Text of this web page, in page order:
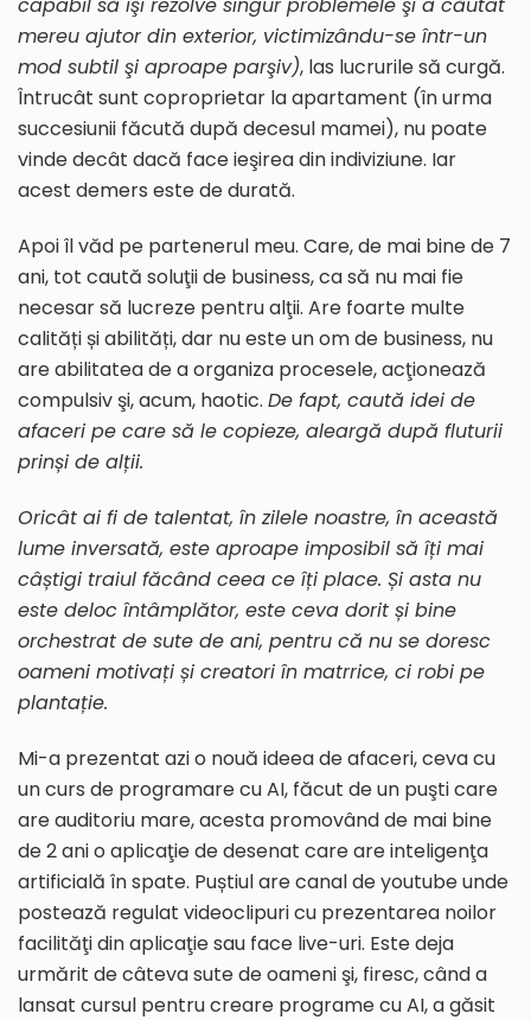
mereu ajutor din exterior, victimizându-se într-un
mod subtil şi aproape parşiv), las lucrurile să curgă.
Întrucât sunt coproprietar la apartament (în urma
succesiunii făcută după decesul mamei), nu poate
vinde decât dacă face ieşirea din indiviziune. Iar
acest demers este de durată.
Apoi îl văd pe partenerul meu. Care, de mai bine de 7
ani, tot caută soluţii de business, ca să nu mai fie
necesar să lucreze pentru alţii. Are foarte multe
calități și abilități, dar nu este un om de business, nu
are abilitatea de a organiza procesele, acţionează
compulsiv şi, acum, haotic. De fapt, caută idei de
afaceri pe care să le copieze, aleargă după fluturii
prinși de alții.
Oricât ai fi de talentat, în zilele noastre, în această
lume inversată, este aproape imposibil să îți mai
câștigi traiul făcând ceea ce îți place. Și asta nu
este deloc întâmplător, este ceva dorit și bine
orchestrat de sute de ani, pentru că nu se doresc
oameni motivați și creatori în matrrice, ci robi pe
plantație.
Mi-a prezentat azi o nouă ideea de afaceri, ceva cu
un curs de programare cu AI, făcut de un puşti care
are auditoriu mare, acesta promovând de mai bine
de 2 ani o aplicaţie de desenat care are inteligenţa
artificială în spate. Puștiul are canal de youtube unde
postează regulat videoclipuri cu prezentarea noilor
facilităţi din aplicaţie sau face live-uri. Este deja
urmărit de câteva sute de oameni şi, firesc, când a
lansat cursul pentru creare programe cu AI, a găsit